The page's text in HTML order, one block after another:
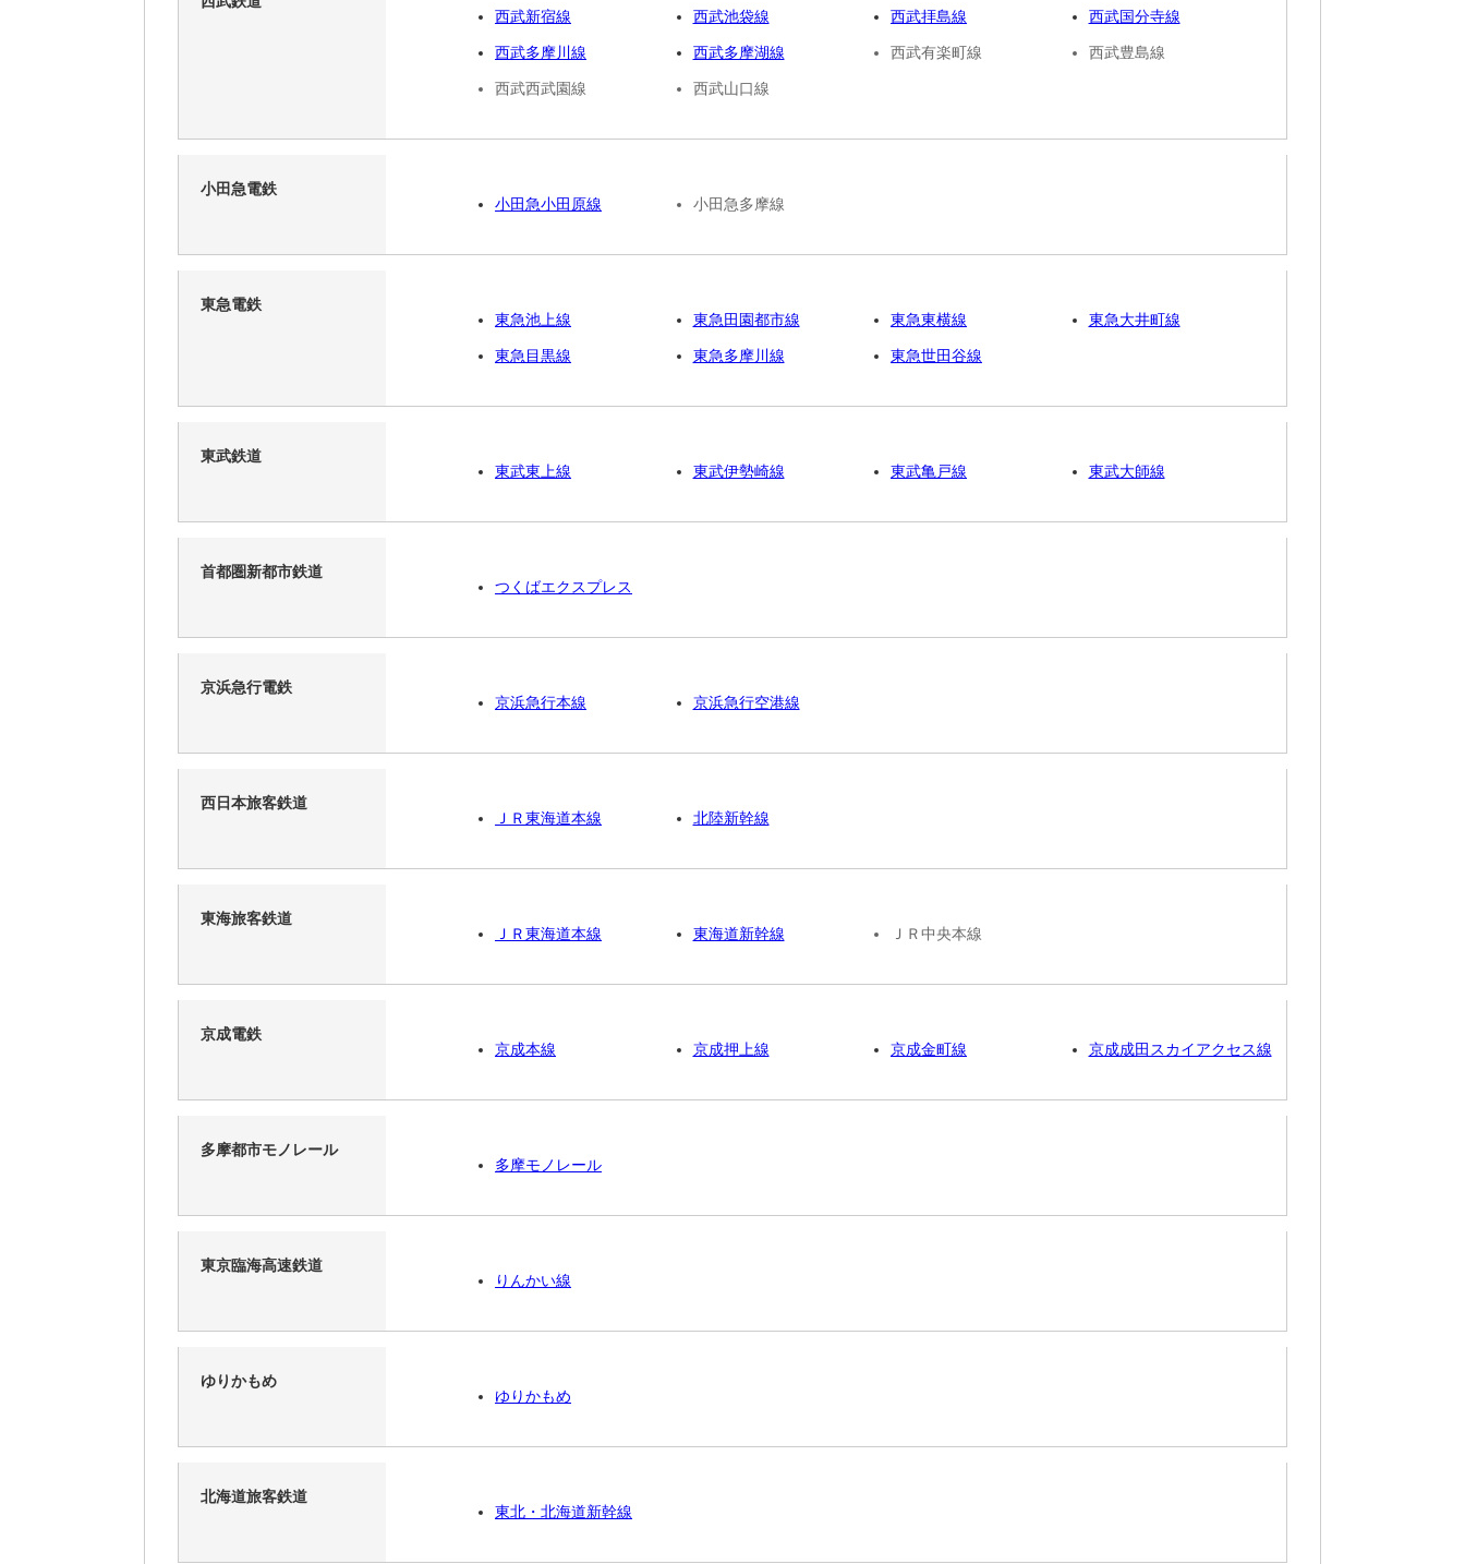
西武新宿線
西武池袋線 西武拝島線 西武国分寺線
西武多摩川線 西武多摩湖線 西武有楽町線 西武豊島線
西武西武園線 西武山口線
小田急電鉄
小田急小田原線
小田急多摩線
東急電鉄
東急池上線
東急田園都市線 東急東横線 東急大井町線
東急目黒線 東急多摩川線 東急世田谷線
東武鉄道
東武東上線
東武伊勢崎線 東武亀戸線 東武大師線
首都圏新都市鉄道
つくばエクスプレス
京浜急行電鉄
京浜急行本線
京浜急行空港線
西日本旅客鉄道
ＪＲ東海道本線
北陸新幹線
東海旅客鉄道
ＪＲ東海道本線
東海道新幹線 ＪＲ中央本線
京成電鉄
京成本線
京成押上線 京成金町線 京成成田スカイアクセス線
多摩都市モノレール
多摩モノレール
東京臨海高速鉄道
りんかい線
ゆりかもめ
ゆりかもめ
北海道旅客鉄道
東北・北海道新幹線